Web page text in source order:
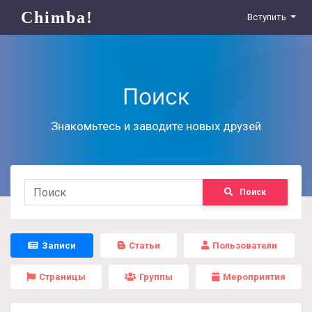
Chimba! Вступить
Поиск
Знакомьтесь и заводите новых друзей
Поиск
Записи Статьи Пользователи
Страницы Группы Мероприятия